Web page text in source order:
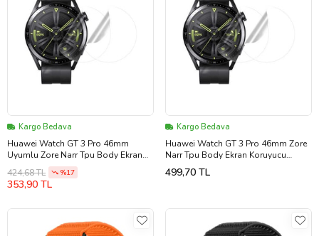
Kargo Bedava
Huawei Watch GT 3 Pro 46mm
Uyumlu Zore Narr Tpu Body Ekran
Koruyucu (Renksiz)
424,68 TL %17
353,90 TL
Kargo Bedava
Huawei Watch GT 3 Pro 46mm Zore
Narr Tpu Body Ekran Koruyucu
(Renksiz)
499,70 TL